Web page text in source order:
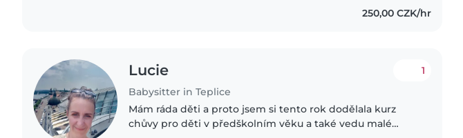
250,00 CZK/hr
Lucie
Babysitter in Teplice
1
Mám ráda děti a proto jsem si tento rok dodělala kurz
chůvy pro děti v předškolním věku a také vedu malé